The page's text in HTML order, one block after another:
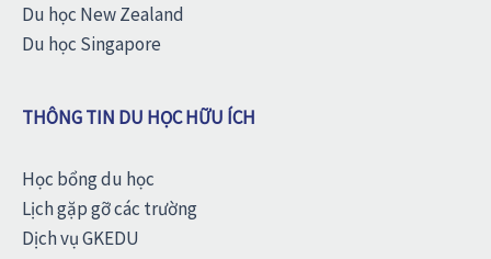
Du học New Zealand
Du học Singapore
THÔNG TIN DU HỌC HỮU ÍCH
Học bổng du học
Lịch gặp gỡ các trường
Dịch vụ GKEDU